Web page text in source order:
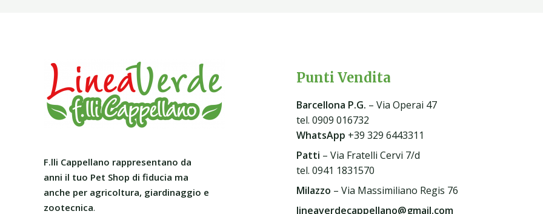
F.lli Cappellano rappresentano da
anni il tuo Pet Shop di fiducia ma
anche per agricoltura, giardinaggio e
zootecnica.
Punti Vendita
Barcellona P.G. – Via Operai 47
tel. 0909 016732
WhatsApp +39 329 6443311
Patti – Via Fratelli Cervi 7/d
tel. 0941 1831570
Milazzo – Via Massimiliano Regis 76
lineaverdecappellano@gmail.com